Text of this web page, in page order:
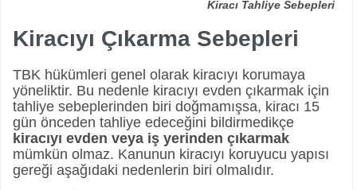
Kiracı Tahliye Sebepleri
Kiracıyı Çıkarma Sebepleri
TBK hükümleri genel olarak kiracıyı korumaya
yöneliktir. Bu nedenle kiracıyı evden çıkarmak için
tahliye sebeplerinden biri doğmamışsa, kiracı 15
gün önceden tahliye edeceğini bildirmedikçe
kiracıyı evden veya iş yerinden çıkarmak
mümkün olmaz. Kanunun kiracıyı koruyucu yapısı
gereği aşağıdaki nedenlerin biri olmalıdır.